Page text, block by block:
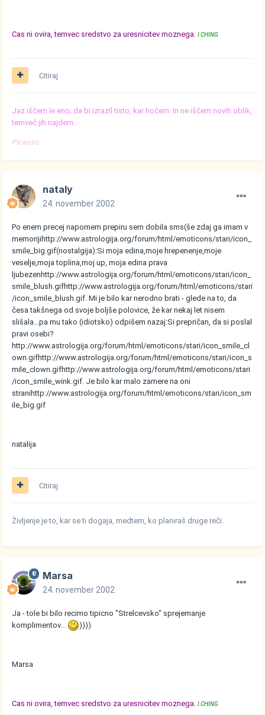
Cas ni ovira, temvec sredstvo za uresnicitev moznega. I CHING
Citiraj
Jaz iščem le eno; da bi izrazil tisto, kar hočem. In ne iščem novih oblik,
temveč jih najdem.
Picasso
nataly
24. november 2002
Po enem precej napornem prepiru sem dobila sms(še zdaj ga imam v
memorijihttp://www.astrologija.org/forum/html/emoticons/stari/icon_
smile_big.gif(nostalgija):Si moja edina,moje hrepenenje,moje
veselje,moja toplina,moj up, moja edina prava
ljubezenhttp://www.astrologija.org/forum/html/emoticons/stari/icon_
smile_blush.gifhttp://www.astrologija.org/forum/html/emoticons/stari
/icon_smile_blush.gif . Mi je bilo kar nerodno brati - glede na to, da
česa takšnega od svoje boljše polovice, že kar nekaj let nisem
slišala...pa mu tako (idiotsko) odpišem nazaj:Si prepričan, da si poslal
pravi osebi?
http://www.astrologija.org/forum/html/emoticons/stari/icon_smile_cl
own.gifhttp://www.astrologija.org/forum/html/emoticons/stari/icon_s
mile_clown.gifhttp://www.astrologija.org/forum/html/emoticons/stari
/icon_smile_wink.gif . Je bilo kar malo zamere na oni
stranihttp://www.astrologija.org/forum/html/emoticons/stari/icon_sm
ile_big.gif
natalija
Citiraj
Življenje je to, kar se ti dogaja, medtem, ko planiraš druge reči.
Marsa
24. november 2002
Ja - tole bi bilo recimo tipicno "Strelcevsko" sprejemanje
komplimentov...
))))
Marsa
Cas ni ovira, temvec sredstvo za uresnicitev moznega. I CHING